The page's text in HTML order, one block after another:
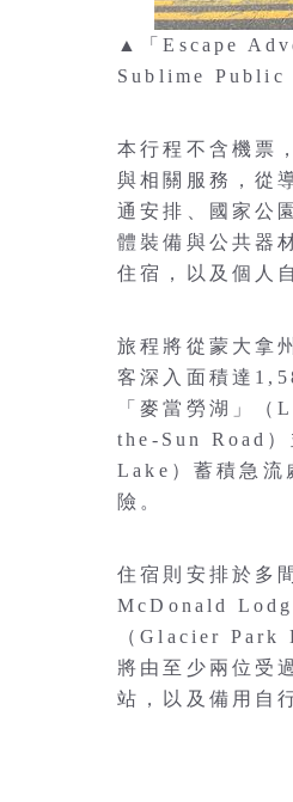
▲「Escape
Sublime Public
本行程不含機票
與相關服務，從
通安排、國家公
體裝備與公共器
住宿，以及個人
旅程將從蒙大拿
客深入面積達
「麥當勞湖」
the-Sun Road
Lake）蓄積急流
險。
住宿則安排於多
McDonald
（Glacier Park
將由至少兩位受
站，以及備用自